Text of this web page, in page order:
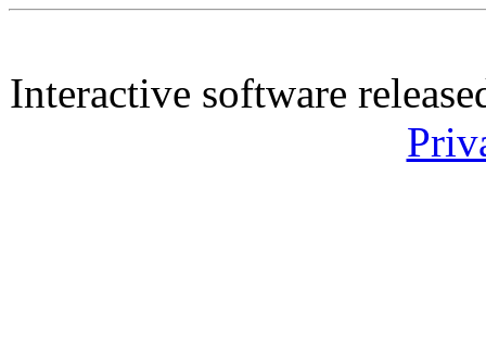
Interactive software